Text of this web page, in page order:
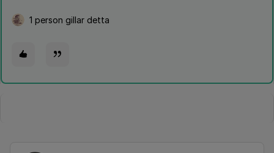
1 person gillar detta